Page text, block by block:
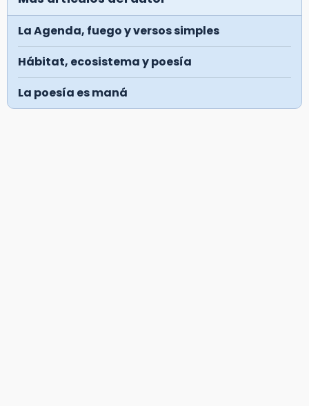
La Agenda, fuego y versos simples
Hábitat, ecosistema y poesía
La poesía es maná